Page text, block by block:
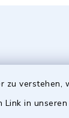
zu
in unseren